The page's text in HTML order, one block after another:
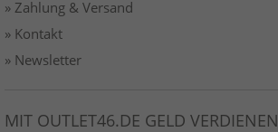
» Zahlung & Versand
» Kontakt
» Newsletter
MIT OUTLET46.DE GELD VERDIENEN